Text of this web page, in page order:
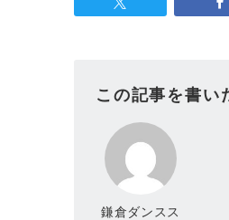
この記事を書い
鎌倉ダンスス